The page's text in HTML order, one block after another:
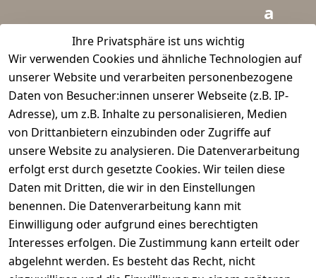
Ihre Privatsphäre ist uns wichtig
Wir verwenden Cookies und ähnliche Technologien auf
unserer Website und verarbeiten personenbezogene
Daten von Besucher:innen unserer Webseite (z.B. IP-
Adresse), um z.B. Inhalte zu personalisieren, Medien
von Drittanbietern einzubinden oder Zugriffe auf
unsere Website zu analysieren. Die Datenverarbeitung
erfolgt erst durch gesetzte Cookies. Wir teilen diese
Daten mit Dritten, die wir in den Einstellungen
benennen. Die Datenverarbeitung kann mit
Einwilligung oder aufgrund eines berechtigten
Interesses erfolgen. Die Zustimmung kann erteilt oder
abgelehnt werden. Es besteht das Recht, nicht
a
d
m
e
i
s
r.